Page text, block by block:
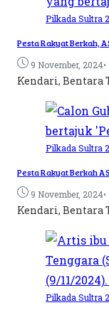
Pilkada Sultra
Pesta Rakyat Berkah,
9 November, 2024•
Kendari, Bentara
Pilkada Sultra
Pesta Rakyat Berkah
9 November, 2024•
Kendari, Bentara
Pilkada Sultra